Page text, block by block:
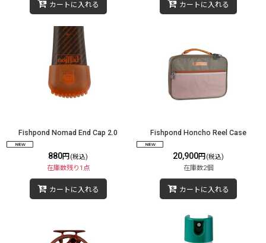
カートに入れる カートに入れる
Fishpond Nomad End Cap 2.0
880円 (税込)
在庫数残り1点
カートに入れる
Fishpond Honcho Reel Case
20,900円 (税込)
在庫数2個
カートに入れる